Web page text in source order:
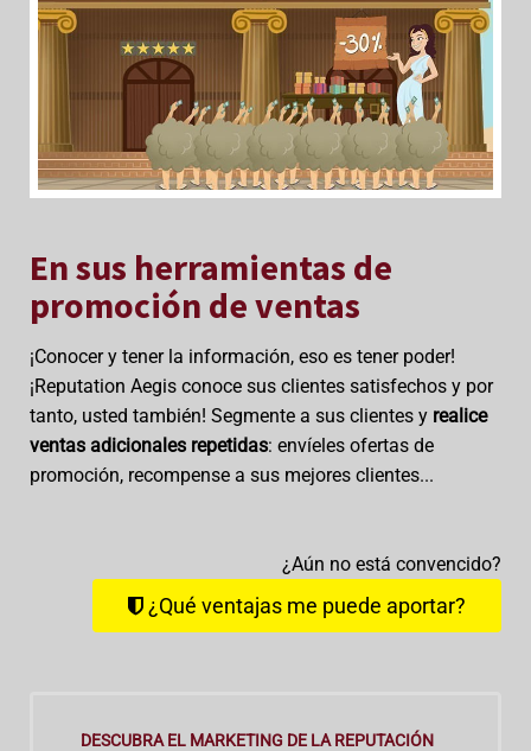
En sus herramientas de
promoción de ventas
¡Conocer y tener la información, eso es tener poder!
¡Reputation Aegis conoce sus clientes satisfechos y por
tanto, usted también! Segmente a sus clientes y realice
ventas adicionales repetidas: envíeles ofertas de
promoción, recompense a sus mejores clientes...
¿Aún no está convencido?
¿Qué ventajas me puede aportar?
DESCUBRA EL MARKETING DE LA REPUTACIÓN